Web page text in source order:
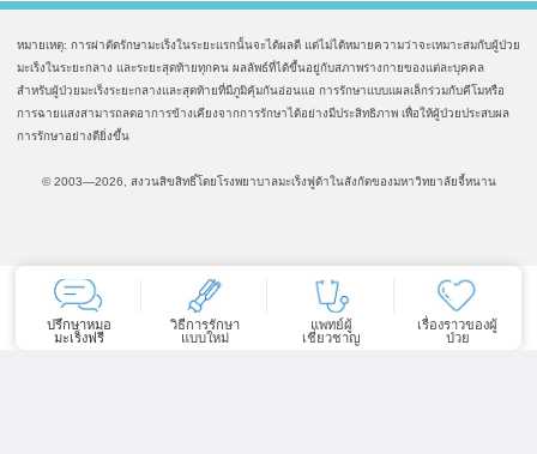
ปรึกษาหมอ
มะเร็งฟรี
วิธีการรักษา
แบบใหม่
แพทย์ผู้
เชี่ยวชาญ
เรื่องราวของผู้
ป่วย
หมายเหตุ: การผ่าตัดรักษามะเร็งในระยะแรกนั้นจะได้ผลดี แต่ไม่ได้หมายความว่าจะเหมาะสมกับผู้ป่วย
มะเร็งในระยะกลาง และระยะสุดท้ายทุกคน ผลลัพธ์ที่ได้ขึ้นอยู่กับสภาพร่างกายของแต่ละบุคคล
สำหรับผู้ป่วยมะเร็งระยะกลางและสุดท้ายที่มีภูมิคุ้มกันอ่อนแอ การรักษาแบบแผลเล็กร่วมกับคีโมหรือ
การฉายแสงสามารถลดอาการข้างเคียงจากการรักษาได้อย่างมีประสิทธิภาพ เพื่อให้ผู้ป่วยประสบผล
การรักษาอย่างดียิ่งขึ้น
© 2003—2026, สงวนสิขสิทธิ์โดยโรงพยาบาลมะเร็งฟูด้าในสังกัดของมหาวิทยาลัยจี้หนาน